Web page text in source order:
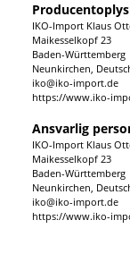
IKO-Import Klaus
Maikesselkopf 23
Baden-Württemberg
Neunkirchen,
iko@iko-import.de
https://www.iko-
Ansvarlig
IKO-Import Klaus
Maikesselkopf 23
Baden-Württemberg
Neunkirchen,
iko@iko-import.de
https://www.iko-